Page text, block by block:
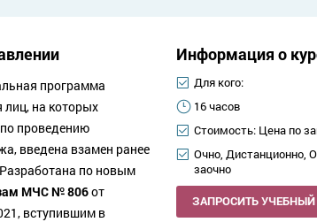
программа
на которых
проведению
введена взамен ранее
по новым
МЧС № 806от
вступившим в
Информация о
Для кого:
16 часов
Стоимость: Цена по
Очно, Дистанционно,
заочно
ЗАПРОСИТЬ